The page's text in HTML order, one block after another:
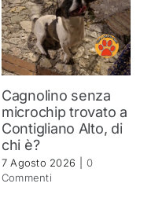
Cagnolino senza
microchip trovato a
Contigliano Alto, di
chi è?
7 Agosto 2026
0
Commenti